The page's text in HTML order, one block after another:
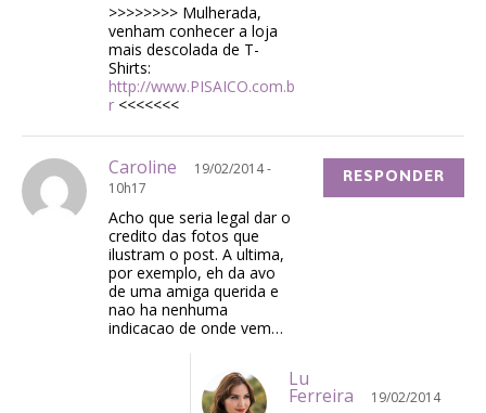
>>>>>>>> Mulherada,
venham conhecer a loja
mais descolada de T-
Shirts:
http://www.PISAICO.com.b
r <<<<<<<
Caroline
19/02/2014 -
10h17
Acho que seria legal dar o
credito das fotos que
ilustram o post. A ultima,
por exemplo, eh da avo
de uma amiga querida e
nao ha nenhuma
indicacao de onde vem…
RESPONDER
Lu
Ferreira
19/02/2014